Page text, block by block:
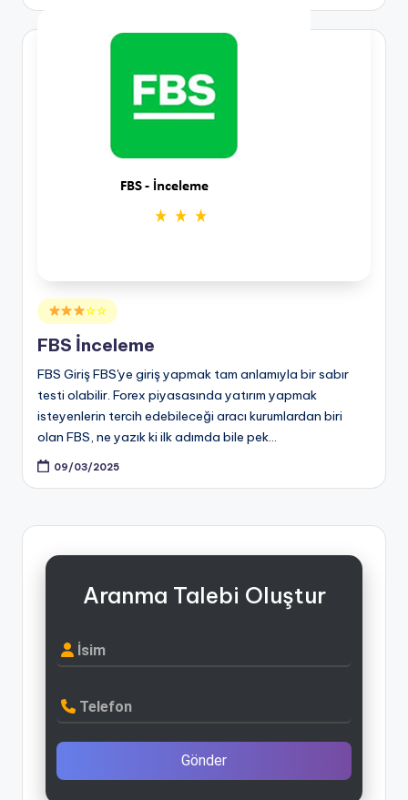
Posted
in
☆☆
FBS İnceleme
FBS Giriş FBS'ye giriş yapmak tam anlamıyla bir sabır
testi olabilir. Forex piyasasında yatırım yapmak
isteyenlerin tercih edebileceği aracı kurumlardan biri
olan FBS, ne yazık ki ilk adımda bile pek…
09/03/2025
Aranma Talebi Oluştur
İsim
Telefon
Gönder